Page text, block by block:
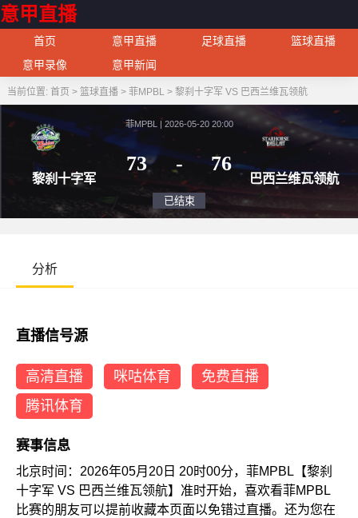
意甲直播
首页 意甲直播 足球直播
篮球直播
意甲录像
意甲新闻
当前位置: 首页 > 篮球直播> 菲MPBL> 黎刹十字军 VS 巴西兰维瓦领航
黎刹十字军
菲MPBL | 2026-05-20 20:00
73
巴西兰
分析
直播信号源
高清直播 咪咕体育
免费直播
腾讯体育
赛事信息
北京时间：2026年05月20日 20时00分，菲MPBL【黎刹
十字军 VS 巴西兰维瓦领航】准时开始，喜欢看菲MPBL
比赛的朋友可以提前收藏本页面以免错过直播。还为您在